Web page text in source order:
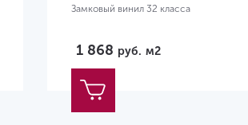
Замковый винил 32 класса
1 868 руб. м2